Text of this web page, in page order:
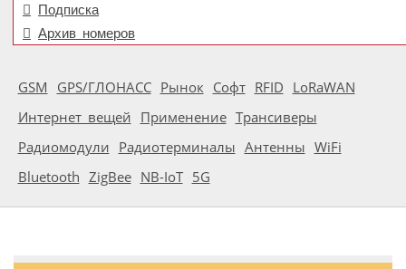
Подписка
Архив номеров
GSM GPS/ГЛОНАСС Рынок Софт RFID LoRaWAN
Интернет вещей Применение Трансиверы
Радиомодули Радиотерминалы Антенны WiFi
Bluetooth ZigBee NB-IoT 5G